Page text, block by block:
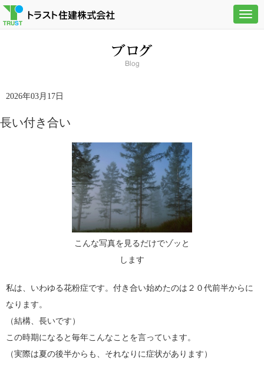
2026年03月17日
長い付き合い
こんな写真を見るだけでゾッと
します
私は、いわゆる花粉症です。付き合い始めたのは２０代前半からに
なります。
（結構、長いです）
この時期になると毎年こんなことを言っています。
（実際は夏の後半からも、それなりに症状があります）